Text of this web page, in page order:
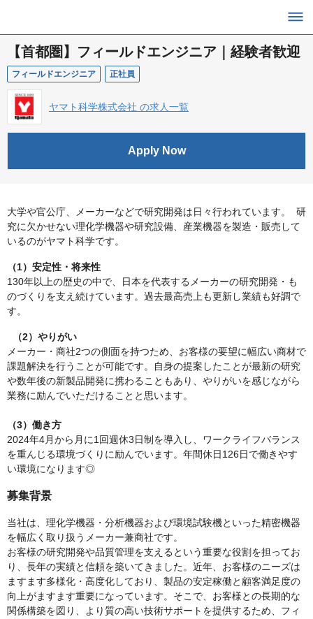
【首都圏】フィールドエンジニア｜経験者歓迎
フィールドエンジニア 正社員
ヤマト科学株式会社 の求人一覧
Apply Now
大学や官公庁、メーカーなどで研究開発は日々行われています。 研
究に欠かせない理化学機器や研究設備、産業機器を製造・販売して
いるのがヤマト科学です。
（1）安定性・将来性
130年以上の歴史の中で、日本を代表するメーカーの研究開発・も
のづくりを支え続けています。過去最高売上も更新し業績も好調で
す。
（2）やりがい
メーカー・商社2つの側面を持つため、お客様の要望に幅広い商材で
課題解決を行うことが可能です。自身の提案したことが最新の研究
や数年後の新製品開発に携わることもあり、やりがいを感じながら
業務に励んでいただけることと思います。
（3）働き方
2024年4月から月に1回週休3日制を導入し、ワークライフバランス
を重んじる環境づくりに励んでいます。年間休日126日で働きやす
い環境になります◎
募集背景
当社は、理化学機器・分析機器および環境試験機といった精密機器
を幅広く取り扱うメーカー兼商社です。
お客様の研究開発や品質管理を支えるという重要な役割を担ってお
り、長年の実績と信頼を築いてきました。近年、お客様のニーズは
ますます多様化・高度化しており、製品の安定稼働と顧客満足度の
向上がますます重要になっています。そこで、お客様との長期的な
関係構築を図り、より質の高い技術サポートを提供するため、フィ